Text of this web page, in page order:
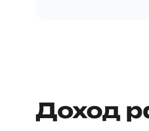
Доход